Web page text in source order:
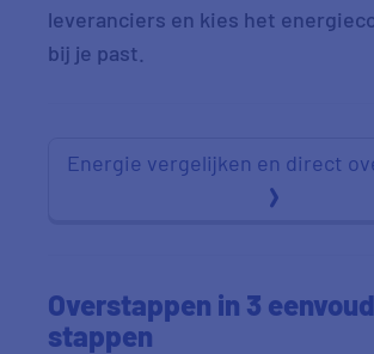
leveranciers en kies het
bij je past.
Energie vergelijken en direct
Overstappen in 3
stappen